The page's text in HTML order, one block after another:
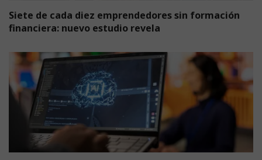
Siete de cada diez emprendedores sin formación
financiera: nuevo estudio revela